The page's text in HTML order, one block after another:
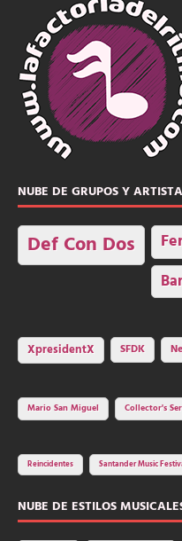
NUBE DE GRUPOS Y
Def Con Dos
XpresidentX SFDK
Mario San Miguel
Collector's
Reincidentes Santander Music
NUBE DE ESTILOS